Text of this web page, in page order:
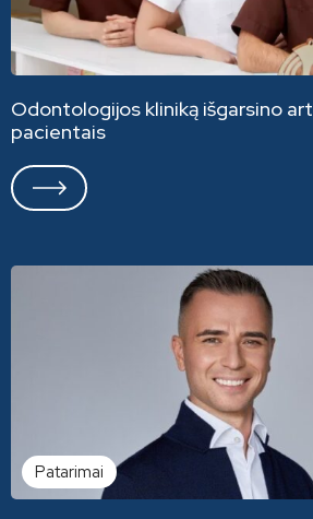
Odontologijos kliniką išgarsino
pacientais
Patarimai